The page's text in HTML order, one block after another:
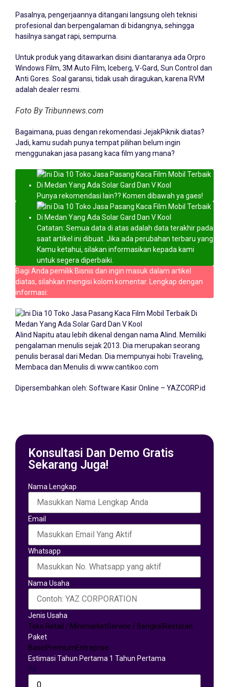
Pasalnya, pengerjaannya ditangani langsung oleh teknisi
profesional dan berpengalaman di bidangnya, sehingga
hasilnya sangat rapi, sempurna.
Untuk produk yang ditawarkan disini diantaranya ada Orpro
Windows Film, 3M Auto Film, Iceberg, V-Gard, Sun Control dan
Anti Gores. Soal garansi, tidak usah diragukan, karena RVM
adalah dealer resmi.
Foto By Tribunnews.com
Bagaimana, puas dengan rekomendasi JejakPiknik diatas?
Jadi, kamu sudah punya tempat pilihan belum ingin
menggunakan jasa pasang kaca film yang mana?
Punya rekomendasi lain?? Komen dibawah ya gaes!
Catatan: Semua data di atas adalah data terakhir pada
saat artikel ini dibuat. Jika ada perubahan terbaru yang
Kamu ketahui, silakan informasikan kepada kami
untuk segera diperbaiki.
Bagi Anda pemilik Bisnis dan ingin masuk dalam artikel
diatas, silahkan mengisi kolom komentar. Lengkap dengan
informasi:
Alind Napitu atau lebih dikenal dengan nama Alind. Memiliki
pengalaman menulis sejak 2013. Dia merupakan seorang
penulis berasal dari Medan. Dia mempunyai hobi Traveling,
Membaca dan Menulis di www.cantikoo.com
Dipersembahkan oleh: Software Kasir Online – YAZCORP.id
Konsultasi Dan Demo Gratis
Sekarang Juga!
Nama Lengkap
Email
Whatsapp
Nama Usaha
Jenis Usaha
Toko Retail / MinimarketService / Bengkel Restoran
Paket
BasicPremiumEntreprise
Estimasi Tahun Pertama 1 Tahun Pertama
Rp